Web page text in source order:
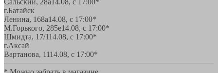
г.Батайск
Ленина, 168а14.08, с 17:00*
М.Горького, 285е14.08, с 17:00*
Шмидта, 17/114.08, с 17:00*
г.Аксай
Вартанова, 1114.08, с 17:00*